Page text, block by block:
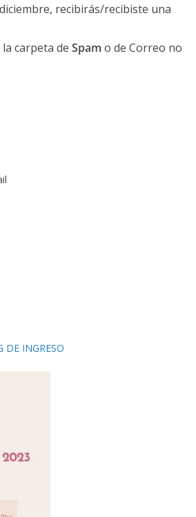
recibirás/recibiste una
carpeta de Spam o de Correo no
DE INGRESO